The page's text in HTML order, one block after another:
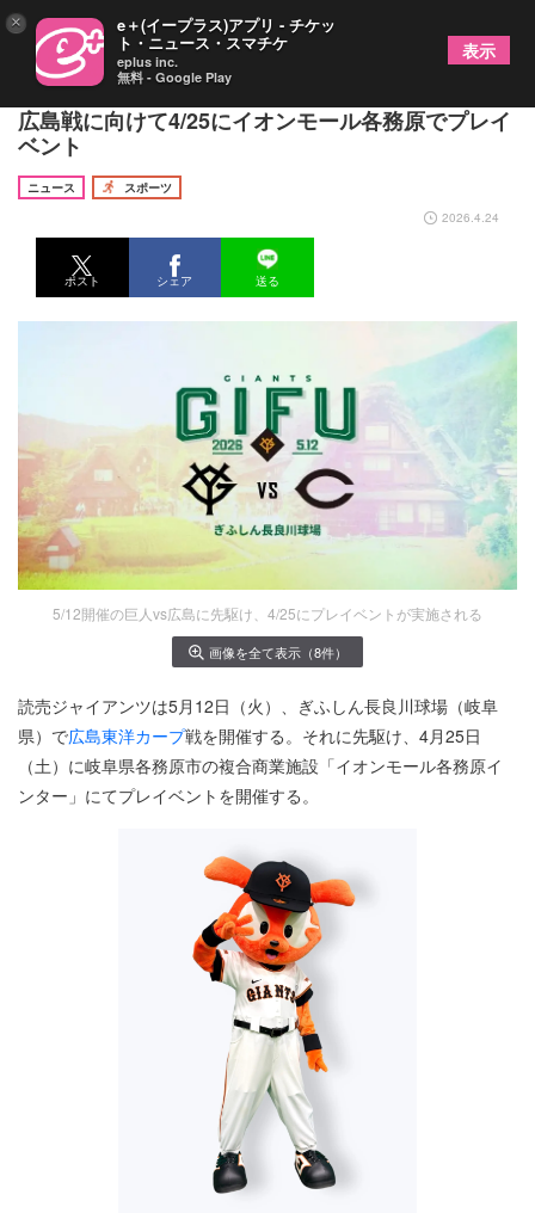
ヴィーナスやジャビットが登場！ 岐阜開催巨人vs
広島戦に向けて4/25にイオンモール各務原でプレイ
ベント
ニュース
スポーツ
2026.4.24
ポスト シェア 送る
5/12開催の巨人vs広島に先駆け、4/25にプレイベントが実施される
画像を全て表示（8件）
読売ジャイアンツは5月12日（火）、ぎふしん長良川球場（岐阜
県）で広島東洋カープ戦を開催する。それに先駆け、4月25日
（土）に岐阜県各務原市の複合商業施設「イオンモール各務原イ
ンター」にてプレイベントを開催する。
× e＋(イープラス)アプリ - チケッ
ト・ニュース・スマチケ
eplus inc.
無料 - Google Play
表示